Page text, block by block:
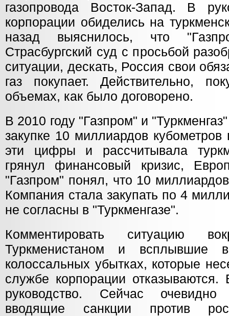
газопровода Восток-Запад. В
корпорации обиделись на
назад выяснилось, что
Страсбургский суд с просьбой
ситуации, дескать, Россия свои
газ покупает. Действительно,
объемах, как было договорено.
В 2010 году "Газпром" и
закупке 10 миллиардов
эти цифры и рассчитывала
грянул финансовый кризис,
"Газпром" понял, что 10
Компания стала закупать по 4
не согласны в "Туркменгазе".
Комментировать ситуацию
Туркменистаном и
колоссальных убытках, которые
службе корпорации
руководство. Сейчас
вводящие санкции против